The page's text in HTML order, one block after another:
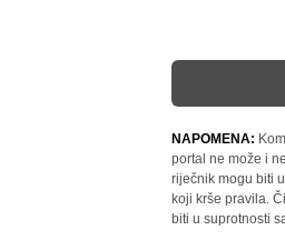
NAPOMENA:
portal ne može i
riječnik mogu biti
koji krše pravila.
biti u suprotnosti